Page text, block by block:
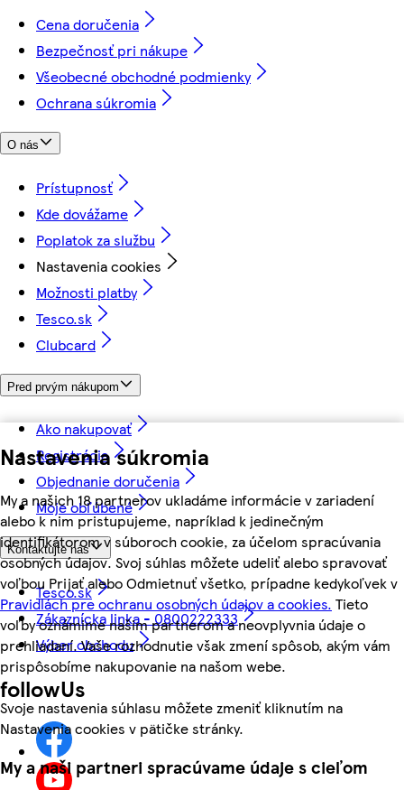
Nastavenia súkromia
My a našich 18 partnerov ukladáme informácie v zariadení
alebo k nim pristupujeme, napríklad k jedinečným
identifikátorom v súboroch cookie, za účelom spracúvania
osobných údajov. Svoj súhlas môžete udeliť alebo spravovať
voľbou Prijať alebo Odmietnuť všetko, prípadne kedykoľvek v
Pravidlách pre ochranu osobných údajov a cookies. Tieto
voľby oznámime našim partnerom a neovplyvnia údaje o
prehliadaní. Vaše rozhodnutie však zmení spôsob, akým vám
prispôsobíme nakupovanie na našom webe.
Svoje nastavenia súhlasu môžete zmeniť kliknutím na
Nastavenia cookies v pätičke stránky.
My a naši partneri spracúvame údaje s cieľom
Cena doručenia
Bezpečnosť pri nákupe
Všeobecné obchodné podmienky
Ochrana súkromia
O nás
Prístupnosť
Kde dovážame
Poplatok za službu
Nastavenia cookies
Možnosti platby
Tesco.sk
Clubcard
Pred prvým nákupom
Ako nakupovať
Registrácia
Objednanie doručenia
Moje obľúbené
Kontaktujte nás
Tesco.sk
Zákaznícka linka - 0800222333
Výber obchodu
followUs